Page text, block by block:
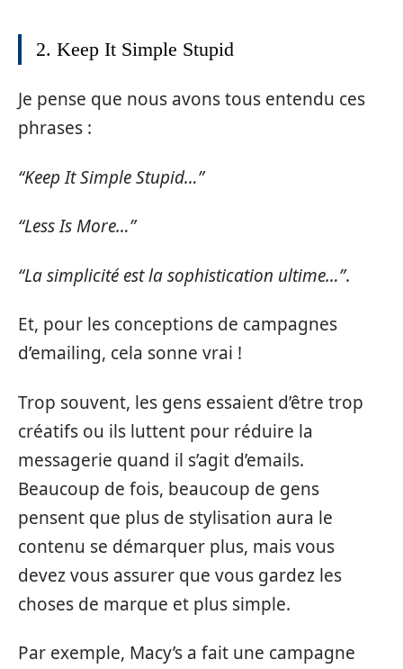
2. Keep It Simple Stupid
Je pense que nous avons tous entendu ces
phrases :
“Keep It Simple Stupid…”
“Less Is More…”
“La simplicité est la sophistication ultime…”.
Et, pour les conceptions de campagnes
d’emailing, cela sonne vrai !
Trop souvent, les gens essaient d’être trop
créatifs ou ils luttent pour réduire la
messagerie quand il s’agit d’emails.
Beaucoup de fois, beaucoup de gens
pensent que plus de stylisation aura le
contenu se démarquer plus, mais vous
devez vous assurer que vous gardez les
choses de marque et plus simple.
Par exemple, Macy’s a fait une campagne